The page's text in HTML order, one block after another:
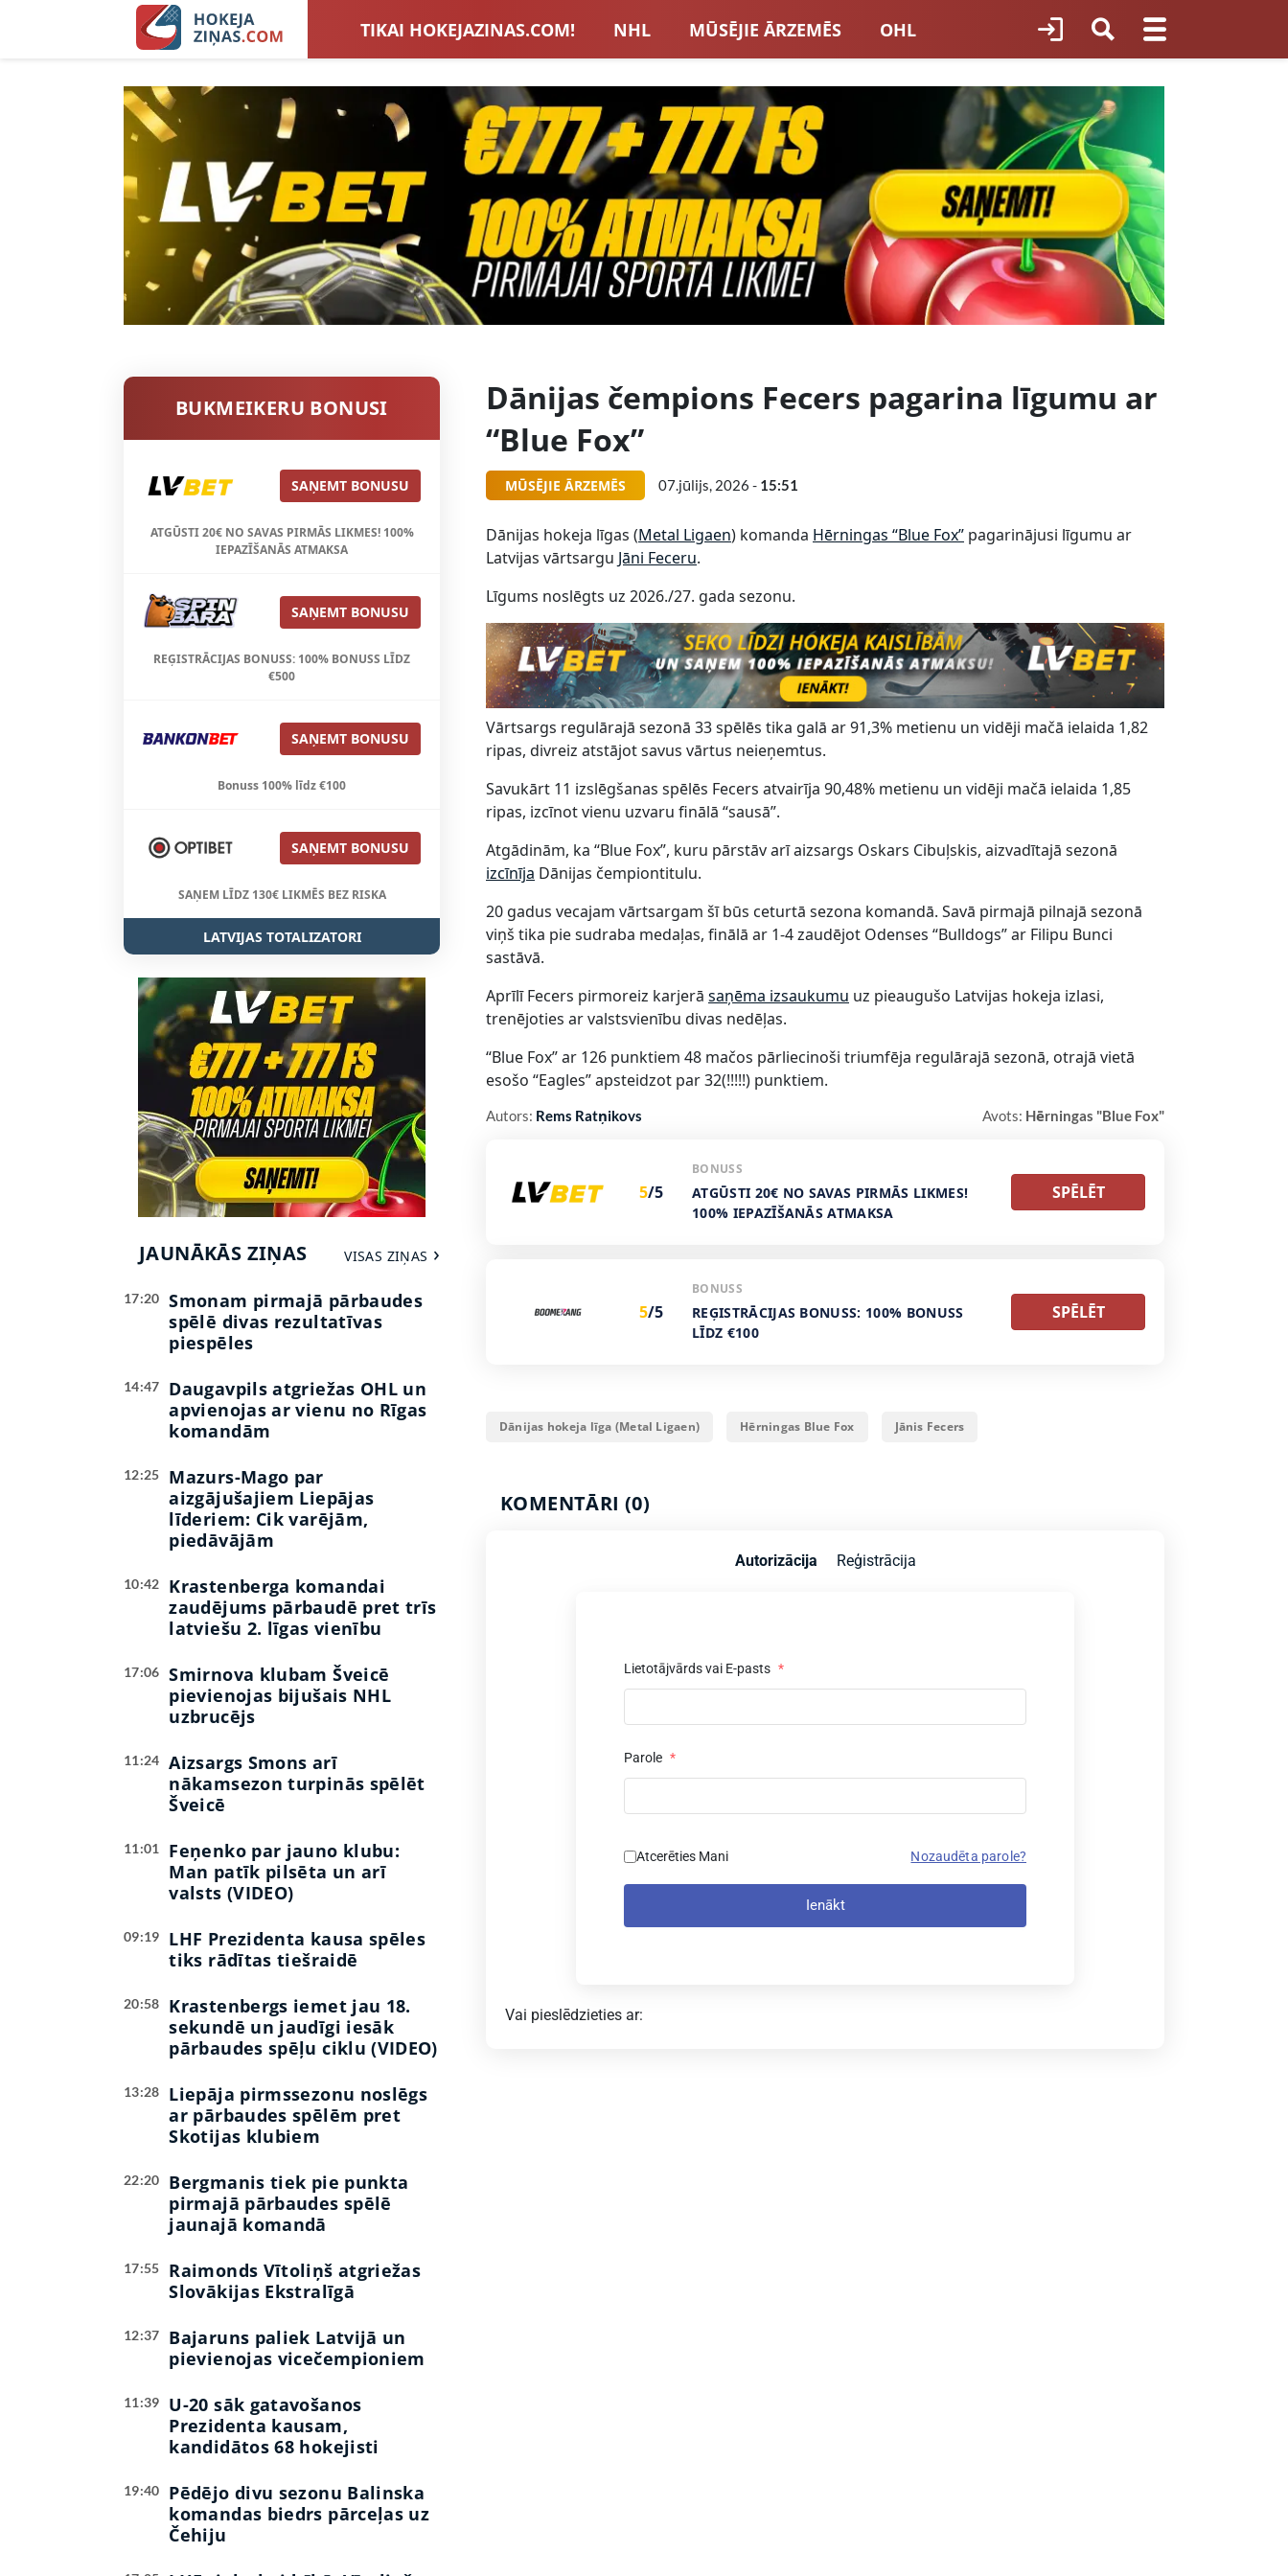
TIKAI HOKEJAZINAS.COM! NHL MŪSĒJIE ĀRZEMĒS OHL
LATVIJAS IZLASE EIROPA LVBET BONUSI JAUNATNES HOKEJS
SIEVIEŠU HOKEJS BLOGI INTERVIJAS TOTALIZATORI LATVIJĀ
TOTALIZATORU BONUSI VISAS ZIŅAS
BUKMEIKERU BONUSI
SAŅEMT BONUSU
ATGŪSTI 20€ NO SAVAS PIRMĀS LIKMES! 100%
IEPAZĪŠANĀS ATMAKSA
SAŅEMT BONUSU
REĢISTRĀCIJAS BONUSS: 100% BONUSS LĪDZ
€500
SAŅEMT BONUSU
Bonuss 100% līdz €100
SAŅEMT BONUSU
SAŅEM LĪDZ 130€ LIKMĒS BEZ RISKA
LATVIJAS TOTALIZATORI
JAUNĀKĀS ZIŅAS VISAS ZIŅAS
17:20
Smonam pirmajā pārbaudes
spēlē divas rezultatīvas
piespēles
14:47
Daugavpils atgriežas OHL un
apvienojas ar vienu no Rīgas
komandām
12:25
Mazurs-Mago par
aizgājušajiem Liepājas
līderiem: Cik varējām,
piedāvājām
10:42
Krastenberga komandai
zaudējums pārbaudē pret trīs
latviešu 2. līgas vienību
17:06
Smirnova klubam Šveicē
pievienojas bijušais NHL
uzbrucējs
11:24
Aizsargs Smons arī
nākamsezon turpinās spēlēt
Šveicē
11:01
Feņenko par jauno klubu:
Man patīk pilsēta un arī
valsts (VIDEO)
09:19
LHF Prezidenta kausa spēles
tiks rādītas tiešraidē
20:58
Krastenbergs iemet jau 18.
sekundē un jaudīgi iesāk
pārbaudes spēļu ciklu (VIDEO)
13:28
Liepāja pirmssezonu noslēgs
ar pārbaudes spēlēm pret
Skotijas klubiem
22:20
Bergmanis tiek pie punkta
pirmajā pārbaudes spēlē
jaunajā komandā
17:55
Raimonds Vītoliņš atgriežas
Slovākijas Ekstralīgā
12:37
Bajaruns paliek Latvijā un
pievienojas vicečempioniem
11:39
U-20 sāk gatavošanos
Prezidenta kausam,
kandidātos 68 hokejisti
19:40
Pēdējo divu sezonu Balinska
komandas biedrs pārceļas uz
Čehiju
Dānijas čempions Fecers pagarina līgumu ar
“Blue Fox”
MŪSĒJIE ĀRZEMĒS 07.jūlijs, 2026 - 15:51
Dānijas hokeja līgas (Metal Ligaen) komanda Hērningas “Blue Fox” pagarinājusi līgumu ar
Latvijas vārtsargu Jāni Feceru.
Līgums noslēgts uz 2026./27. gada sezonu.
Vārtsargs regulārajā sezonā 33 spēlēs tika galā ar 91,3% metienu un vidēji mačā ielaida 1,82
ripas, divreiz atstājot savus vārtus neieņemtus.
Savukārt 11 izslēgšanas spēlēs Fecers atvairīja 90,48% metienu un vidēji mačā ielaida 1,85
ripas, izcīnot vienu uzvaru finālā “sausā”.
Atgādinām, ka “Blue Fox”, kuru pārstāv arī aizsargs Oskars Cibuļskis, aizvadītajā sezonā
izcīnīja Dānijas čempiontitulu.
20 gadus vecajam vārtsargam šī būs ceturtā sezona komandā. Savā pirmajā pilnajā sezonā
viņš tika pie sudraba medaļas, finālā ar 1-4 zaudējot Odenses “Bulldogs” ar Filipu Bunci
sastāvā.
Aprīlī Fecers pirmoreiz karjerā saņēma izsaukumu uz pieaugušo Latvijas hokeja izlasi,
trenējoties ar valstsvienību divas nedēļas.
“Blue Fox” ar 126 punktiem 48 mačos pārliecinoši triumfēja regulārajā sezonā, otrajā vietā
esošo “Eagles” apsteidzot par 32(!!!!!) punktiem.
Autors: Rems Ratņikovs Avots: Hērningas "Blue Fox"
5/5
BONUSS
ATGŪSTI 20€ NO SAVAS PIRMĀS LIKMES!
100% IEPAZĪŠANĀS ATMAKSA
SPĒLĒT
5/5
BONUSS
REĢISTRĀCIJAS BONUSS: 100% BONUSS
LĪDZ €100
SPĒLĒT
Dānijas hokeja līga (Metal Ligaen) Hērningas Blue Fox Jānis Fecers
KOMENTĀRI (0)
Autorizācija Reģistrācija
Lietotājvārds vai E-pasts *
Parole *
Atcerēties Mani Nozaudēta parole?
Ienākt
Vai pieslēdzieties ar: